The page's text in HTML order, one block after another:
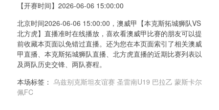
【开赛时间】 2026-06-06 15:00:00
北京时间2026-06-06 15:00:00，澳威甲【本克斯拓城狮队VS
北方虎】直播准时在线播放，喜欢看澳威甲比赛的朋友可以提
前收藏本页面以免错过直播。还为您在本页面索引了相关澳威
甲直播、本克斯拓城狮队直播、北方虎直播的近期比赛列表以
及两队历史交锋、两队赛程。
本场标签： 乌兹别克斯坦友谊赛 圣雷南U19 巴拉乙 蒙斯卡尔
佩FC